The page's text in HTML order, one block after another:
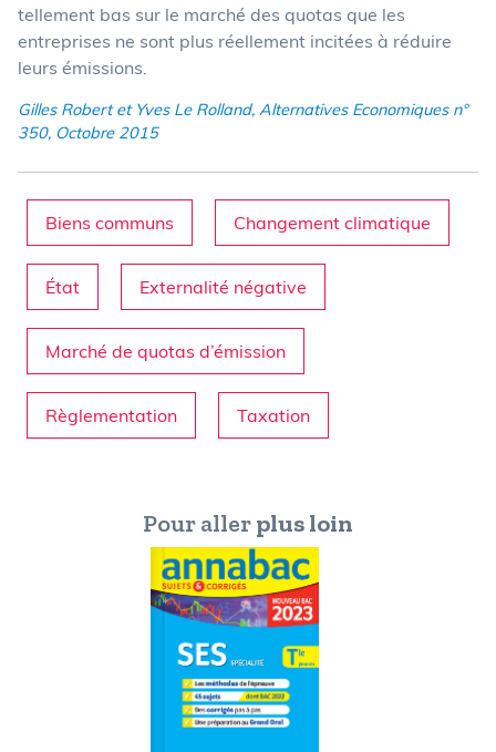
tellement bas sur le marché des quotas que les
entreprises ne sont plus réellement incitées à réduire
leurs émissions.
Gilles Robert et Yves Le Rolland, Alternatives Economiques n°
350, Octobre 2015
Biens communs Changement climatique
État Externalité négative
Marché de quotas d’émission
Règlementation Taxation
Pour allerplus loin